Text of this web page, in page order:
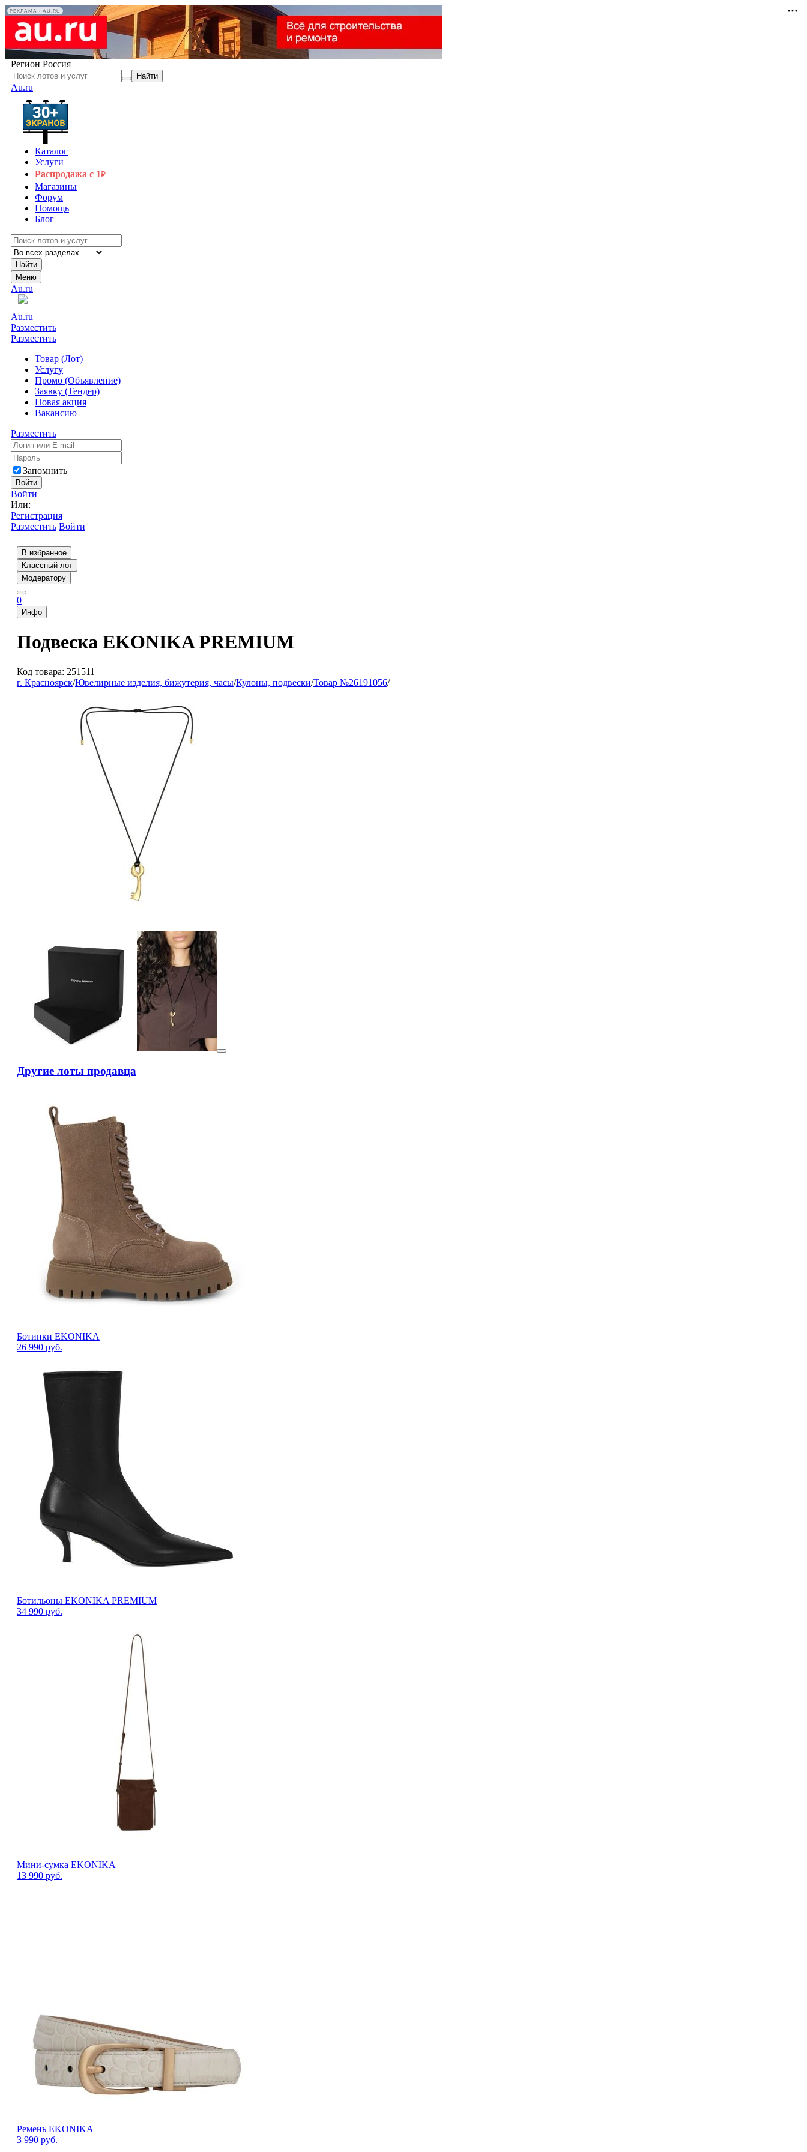
РЕКЛАМА • AU.RU
Регион Россия
Найти
Au.ru
Каталог
Услуги
Распродажа с 1₽
Магазины
Форум
Помощь
Блог
Найти
Меню
Au.ru
Au.ru
Разместить
Разместить
Товар (Лот)
Услугу
Промо (Объявление)
Заявку (Тендер)
Новая акция
Вакансию
Разместить
Запомнить
Войти
Войти
Или:
Регистрация
Разместить Войти
В избранное
Классный лот
Модератору
0
Инфо
Подвеска EKONIKA PREMIUM
Код товара: 251511
г. Красноярск/Ювелирные изделия, бижутерия, часы/Кулоны, подвески/Товар №26191056/
Другие лоты продавца
Ботинки EKONIKA
26 990 руб.
Ботильоны EKONIKA PREMIUM
34 990 руб.
Мини-сумка EKONIKA
13 990 руб.
Ремень EKONIKA
3 990 руб.